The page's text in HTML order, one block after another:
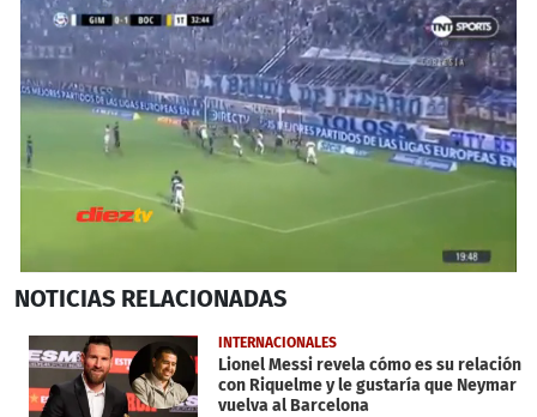
seconds
30
seconds
NOTICIAS RELACIONADAS
INTERNACIONALES
Lionel Messi revela cómo es su relación
con Riquelme y le gustaría que Neymar
vuelva al Barcelona